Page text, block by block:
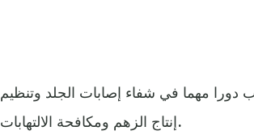
دورا مهما في شفاء إصابات الجلد وتنظيم
إنتاج الزهم ومكافحة الالتهابات.